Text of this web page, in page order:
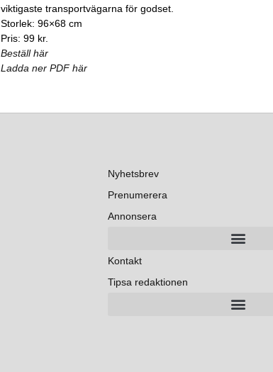
viktigaste transportvägarna för godset.
Storlek: 96×68 cm
Pris: 99 kr.
Beställ här
Ladda ner PDF här
Nyhetsbrev
Prenumerera
Annonsera
Kontakt
Tipsa redaktionen